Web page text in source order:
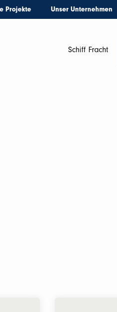
Projekte Unser Unternehmen
Schiff Fracht